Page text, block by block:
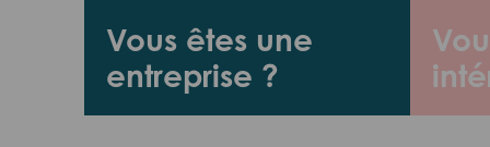
Vous êtes une
entreprise ?